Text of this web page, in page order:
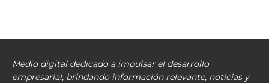
Medio digital dedicado a impulsar el desarrollo
empresarial, brindando información relevante, noticias y